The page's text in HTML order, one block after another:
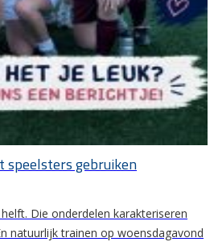
speelsters gebruiken
Die onderdelen karakteriseren
natuurlijk trainen op woensdagavond